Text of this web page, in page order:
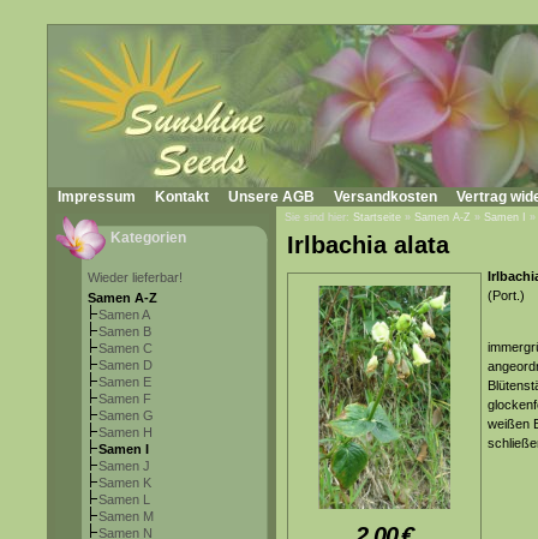
Impressum Kontakt Unsere AGB Versandkosten Vertrag
Kategorien
Wieder lieferbar!
Samen A-Z
Samen A
Samen B
Samen C
Samen D
Samen E
Samen F
Samen G
Samen H
Samen I
Samen J
Samen K
Samen L
Samen M
Samen N
Sie sind hier: Startseite » Samen A-Z » Samen I »
Irlbachia alata
(Port.)
weißen